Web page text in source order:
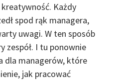
Każdy
spod rąk managera,
uwagi. W ten sposób
zespół. I tu ponownie
dla managerów, które
jak pracować